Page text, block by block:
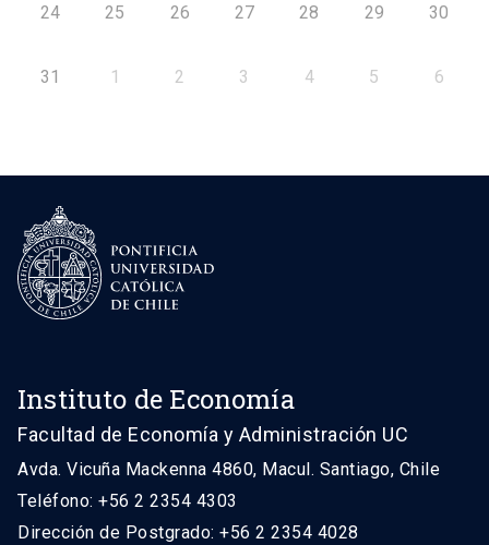
24 25 26 27 28 29 30
31 1 2 3 4 5 6
Instituto de Economía
Facultad de Economía y Administración UC
Avda. Vicuña Mackenna 4860, Macul. Santiago, Chile
Teléfono: +56 2 2354 4303
Dirección de Postgrado: +56 2 2354 4028